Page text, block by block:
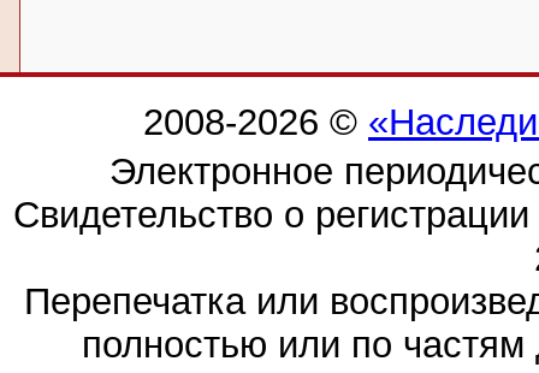
2008-2026 ©
Электронное
Свидетельство о
Перепечатка или
полностью или по частям